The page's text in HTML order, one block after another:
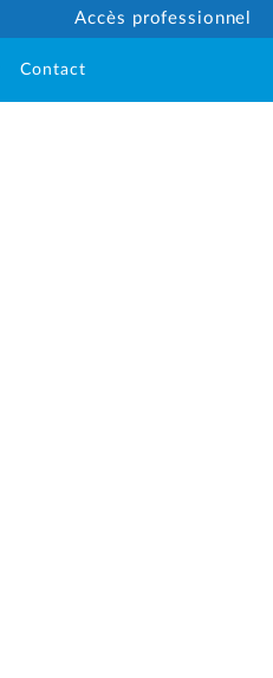
Accès professionnel
Contact